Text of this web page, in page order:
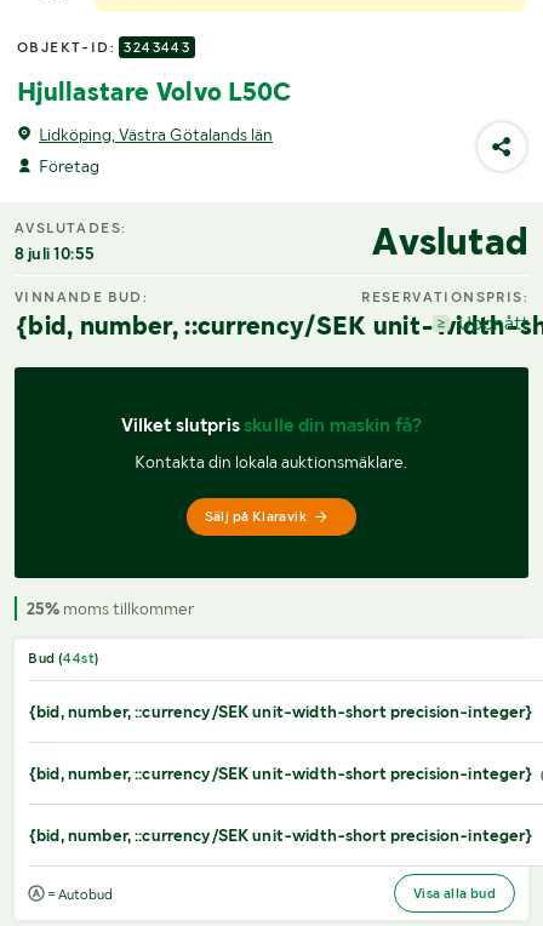
OBJEKT-ID: 3243443
Hjullastare Volvo L50C
Lidköping, Västra Götalands län
Företag
AVSLUTADES:
8 juli 10:55 Avslutad
VINNANDE BUD:
{bid, number, ::currency/SEK unit-width-
RESERVATIONSPRIS:
Uppnått
Vilket slutpris skulle din maskin få?
Kontakta din lokala auktionsmäklare.
Sälj på Klaravik
25% moms tillkommer
Bud (44st)
{bid, number, ::currency/SEK unit-width-short precision-integer}
{bid, number, ::currency/SEK unit-width-short precision-integer}
{bid, number, ::currency/SEK unit-width-short precision-integer}
= Autobud Visa alla bud